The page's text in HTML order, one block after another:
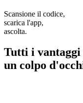
Scansione il codice,
scarica l'app,
ascolta.
Tutti i
un colpo